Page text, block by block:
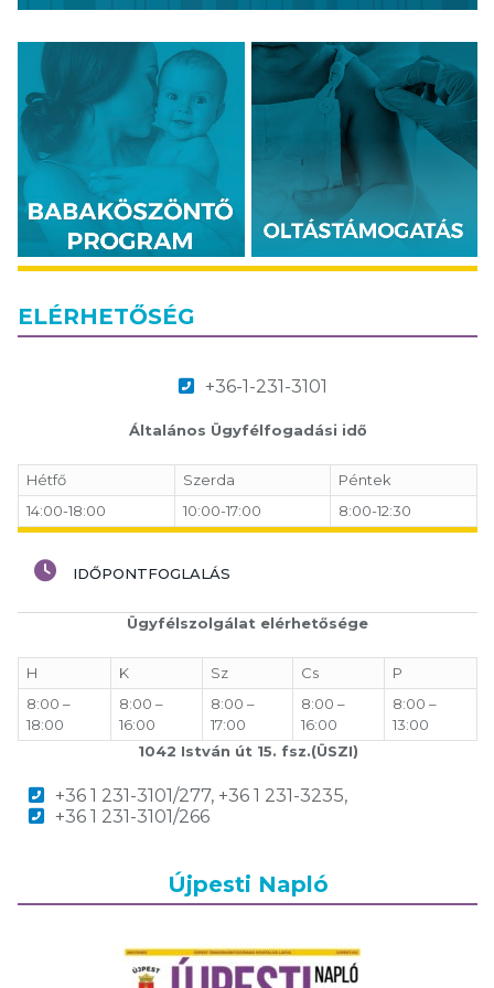
ELÉRHETŐSÉG
+36-1-231-3101
Általános Ügyfélfogadási idő
Hétfő Szerda
Péntek
14:00-18:00
10:00-17:00 8:00-12:30
IDŐPONTFOGLALÁS
Ügyfélszolgálat elérhetősége
H K Sz Cs
P
8:00 –
18:00
8:00 –
16:00
8:00 –
17:00
8:00 –
16:00
8:00 –
13:00
1042 István út 15. fsz.(ÜSZI)
+36 1 231-3101/277, +36 1 231-3235,
+36 1 231-3101/266
Újpesti Napló